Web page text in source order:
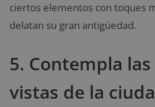
ciertos elementos con toques
delatan su gran antigüedad.
5. Contempla
vistas de la